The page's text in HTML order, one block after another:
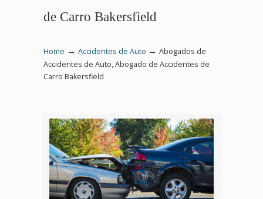
de Carro Bakersfield
Home → Accidentes de Auto → Abogados de
Accidentes de Auto, Abogado de Accidentes de
Carro Bakersfield